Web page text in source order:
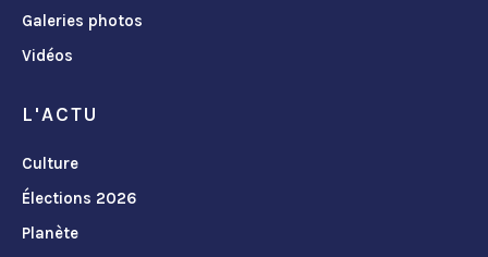
Galeries photos
Vidéos
L'ACTU
Culture
Élections 2026
Planète